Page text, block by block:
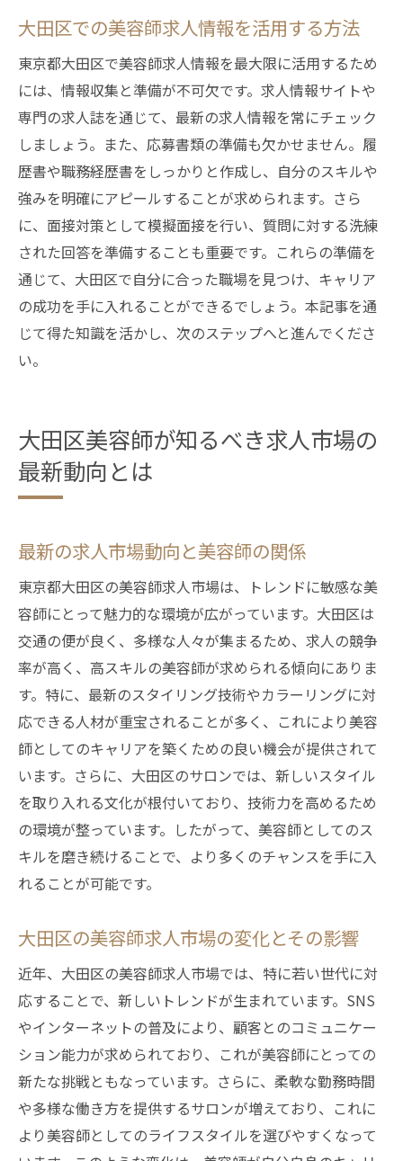
ド
求人選びを成功に導くための大田区のトレ
ンド活用法
大田区での美容師求人トレンドとその重要
性
大田区で理想の美容師求人を見つけるための成
功戦略
理想の美容師求人を見つけるための戦略
大田区で成功するための求人戦略の立て方
美容師求人探しで失敗しないためのアドバ
イス
大田区での美容師求人探しを成功させるス
テップ
大田区での美容師求人情報を活用する方法
東京都大田区で美容師求人情報を最大限に活用するため
には、情報収集と準備が不可欠です。求人情報サイトや
専門の求人誌を通じて、最新の求人情報を常にチェック
しましょう。また、応募書類の準備も欠かせません。履
歴書や職務経歴書をしっかりと作成し、自分のスキルや
強みを明確にアピールすることが求められます。さら
に、面接対策として模擬面接を行い、質問に対する洗練
された回答を準備することも重要です。これらの準備を
通じて、大田区で自分に合った職場を見つけ、キャリア
の成功を手に入れることができるでしょう。本記事を通
じて得た知識を活かし、次のステップへと進んでくださ
い。
大田区美容師が知るべき求人市場の
最新動向とは
最新の求人市場動向と美容師の関係
東京都大田区の美容師求人市場は、トレンドに敏感な美
容師にとって魅力的な環境が広がっています。大田区は
交通の便が良く、多様な人々が集まるため、求人の競争
率が高く、高スキルの美容師が求められる傾向にありま
す。特に、最新のスタイリング技術やカラーリングに対
応できる人材が重宝されることが多く、これにより美容
師としてのキャリアを築くための良い機会が提供されて
います。さらに、大田区のサロンでは、新しいスタイル
を取り入れる文化が根付いており、技術力を高めるため
の環境が整っています。したがって、美容師としてのス
キルを磨き続けることで、より多くのチャンスを手に入
れることが可能です。
大田区の美容師求人市場の変化とその影響
近年、大田区の美容師求人市場では、特に若い世代に対
応することで、新しいトレンドが生まれています。SNS
やインターネットの普及により、顧客とのコミュニケー
ション能力が求められており、これが美容師にとっての
新たな挑戦ともなっています。さらに、柔軟な勤務時間
や多様な働き方を提供するサロンが増えており、これに
より美容師としてのライフスタイルを選びやすくなって